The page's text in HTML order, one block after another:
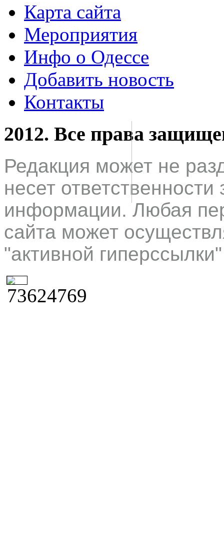
Карта сайта
Мероприятия
Инфо о Одессе
Добавить новость
Контакты
2012. Все права
Редакция может не
несет
информации. Любая
сайта может
"активной